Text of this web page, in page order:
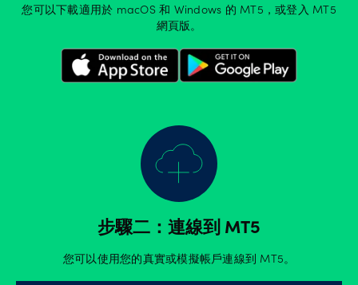
您可以下載適用於 macOS 和 Windows 的 MT5，或登入 MT5
網頁版。
步驟二：連線到 MT5
您可以使用您的真實或模擬帳戶連線到 MT5。